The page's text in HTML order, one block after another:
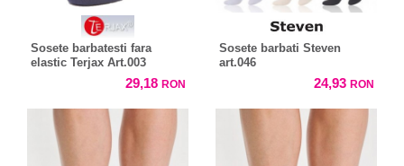
Sosete barbatesti fara
elastic Terjax Art.003
29,18 RON
Sosete barbati Steven
art.046
24,93 RON